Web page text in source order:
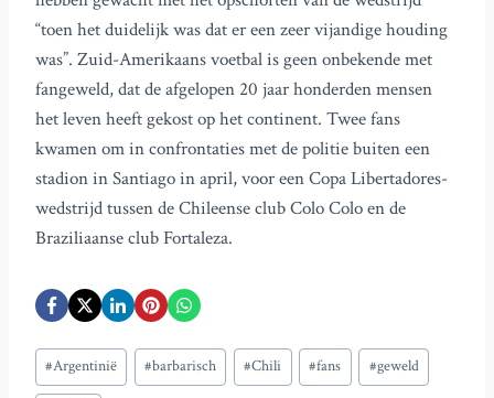
“toen het duidelijk was dat er een zeer vijandige houding
was”. Zuid-Amerikaans voetbal is geen onbekende met
fangeweld, dat de afgelopen 20 jaar honderden mensen
het leven heeft gekost op het continent. Twee fans
kwamen om in confrontaties met de politie buiten een
stadion in Santiago in april, voor een Copa Libertadores-
wedstrijd tussen de Chileense club Colo Colo en de
Braziliaanse club Fortaleza.
Bericht
tags:
#Argentinië #barbarisch #Chili #fans #geweld